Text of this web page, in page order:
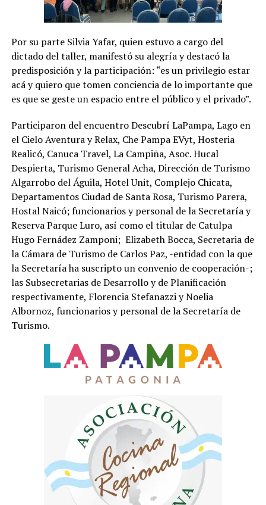
Por su parte Silvia Yafar, quien estuvo a cargo del
dictado del taller, manifestó su alegría y destacó la
predisposición y la participación: “es un privilegio estar
acá y quiero que tomen conciencia de lo importante que
es que se geste un espacio entre el público y el privado”.
Participaron del encuentro Descubrí LaPampa, Lago en
el Cielo Aventura y Relax, Che Pampa EVyt, Hosteria
Realicó, Canuca Travel, La Campiña, Asoc. Hucal
Despierta, Turismo General Acha, Dirección de Turismo
Algarrobo del Águila, Hotel Unit, Complejo Chicata,
Departamentos Ciudad de Santa Rosa, Turismo Parera,
Hostal Naicó; funcionarios y personal de la Secretaría y
Reserva Parque Luro, así como el titular de Catulpa
Hugo Fernádez Zamponi; Elizabeth Bocca, Secretaria de
la Cámara de Turismo de Carlos Paz, -entidad con la que
la Secretaría ha suscripto un convenio de cooperación-;
las Subsecretarias de Desarrollo y de Planificación
respectivamente, Florencia Stefanazzi y Noelia
Albornoz, funcionarios y personal de la Secretaría de
Turismo.